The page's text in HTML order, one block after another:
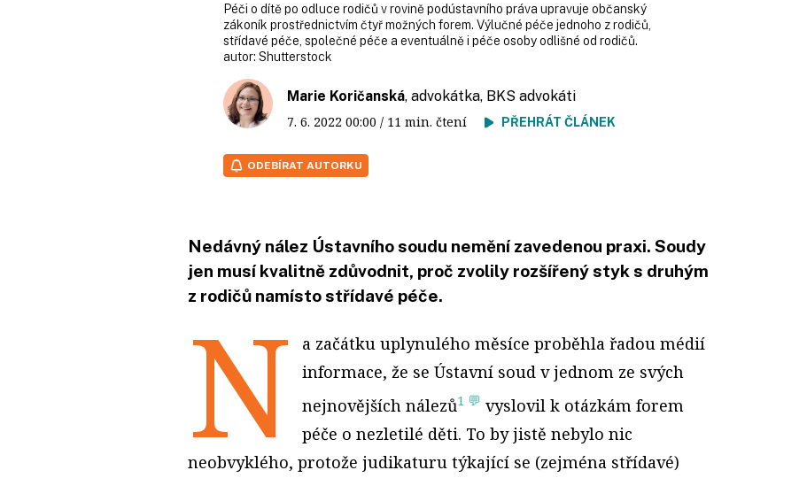
Péči o dítě po odluce rodičů v rovině pod­ústavního práva upravuje občanský
zákoník prostřednictvím čtyř možných forem. Výlučné péče jednoho z rodičů,
střídavé péče, společné péče a eventuálně i péče osoby odlišné od rodičů.
autor: Shutterstock
Marie Koričanská, advokátka, BKS advokáti
7. 6. 2022 00:00 / 11 min. čtení PŘEHRÁT ČLÁNEK
ODEBÍRAT AUTORKU
Nedávný nález Ústavního soudu nemění zavedenou praxi. Soudy
jen musí kvalitně zdůvodnit, proč zvolily rozšířený styk s druhým
z rodičů namísto střídavé péče.
N
a začátku uplynulého měsíce proběhla řadou médií
informace, že se Ústavní soud v jednom ze svých
nejnovějších nálezů1 💬 vyslovil k otázkám forem
péče o nezletilé děti. To by jistě nebylo nic
neobvyklého, protože judikaturu týkající se (zejména střídavé)